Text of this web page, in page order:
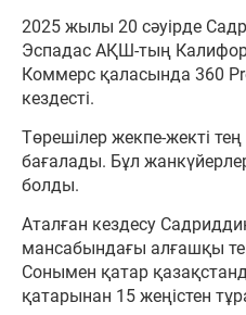
2025 жылы 20 сәуірде
Эспадас АҚШ-тың
Коммерс қаласында 360
кездесті.
Төрешілер жекпе-жекті
бағалады. Бұл
болды.
Аталған кездесу
мансабындағы алғашқы
Сонымен қатар
қатарынан 15 жеңістен